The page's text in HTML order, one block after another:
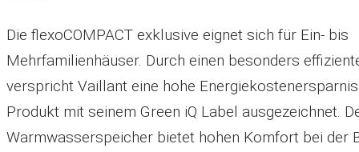
Die flexoCOMPACT exklusive eignet sich für Ein- bis
Mehrfamilienhäuser. Durch einen besonders
verspricht Vaillant eine hohe
Produkt mit seinem Green iQ Label ausgezeichnet.
Warmwasserspeicher bietet hohen Komfort bei der